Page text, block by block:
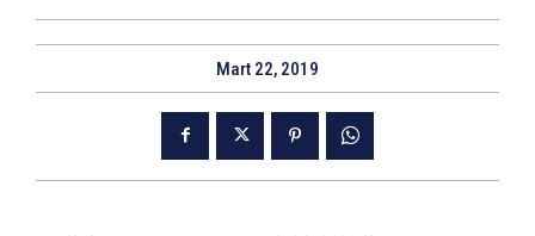
Mart 22, 2019